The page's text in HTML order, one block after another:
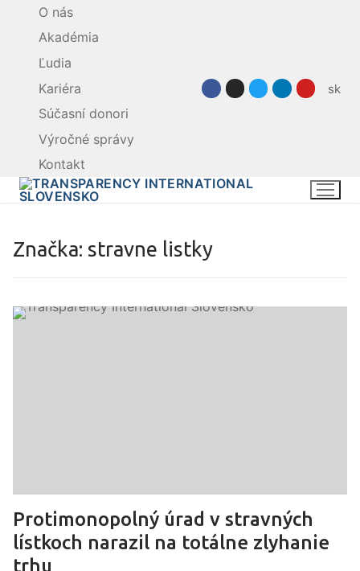
PreskočiťO nás
Akadémia
Ľudia
Kariéra
Súčasní donori
Výročné správy
Kontakt
sk
Značka: stravne listky
Protimonopolný úrad v stravných
lístkoch narazil na totálne zlyhanie
trhu